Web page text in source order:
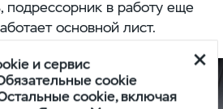
подрессорник в работу еще
основной лист.
и сервис
cookie
cookie, включая